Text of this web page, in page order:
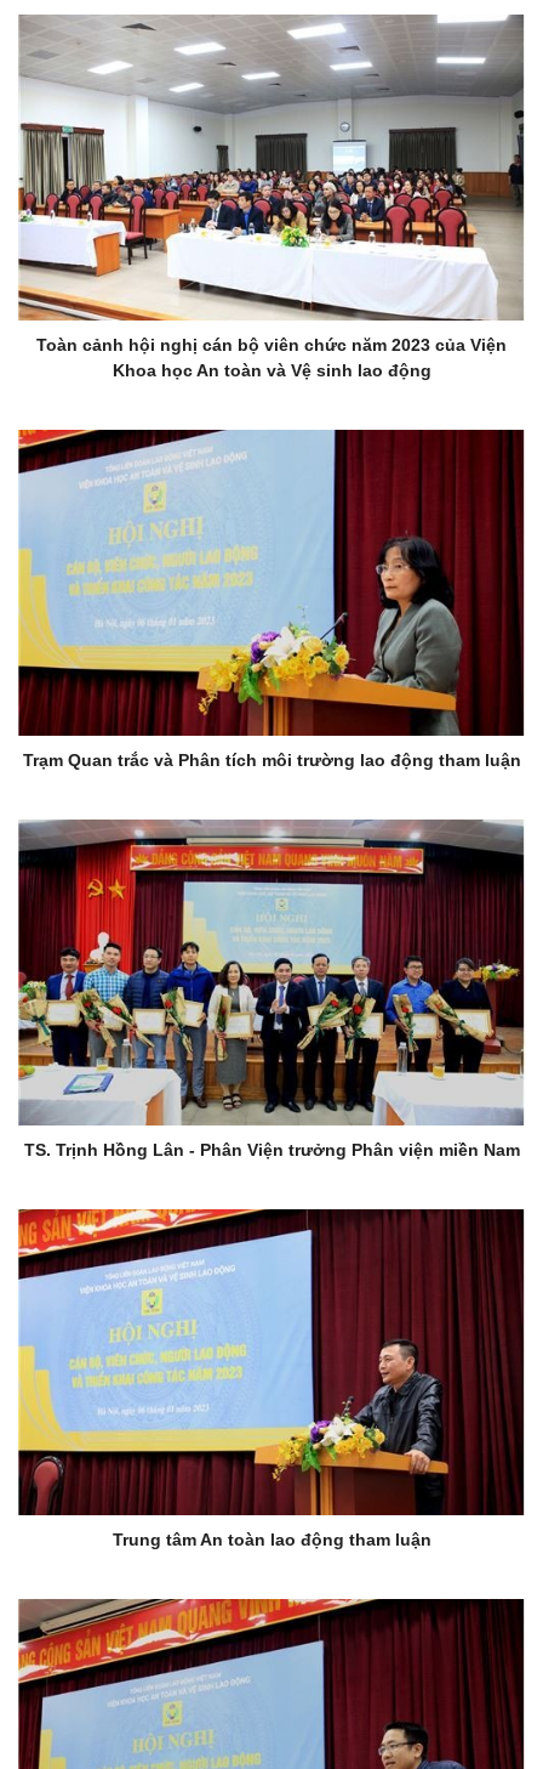
Toàn cảnh hội nghị cán bộ viên chức năm 2023 của Viện
Khoa học An toàn và Vệ sinh lao động
Trạm Quan trắc và Phân tích môi trường lao động tham luận
TS. Trịnh Hồng Lân - Phân Viện trưởng Phân viện miền Nam
Trung tâm An toàn lao động tham luận